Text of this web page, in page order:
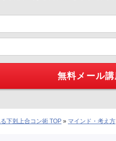
下剋上合コン術 TOP » マインド・考え方